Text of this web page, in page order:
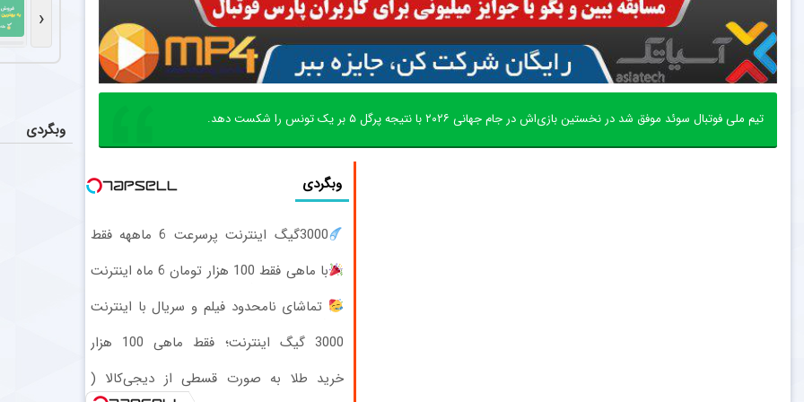
تیم ملی فوتبال سوئد موفق شد در نخستین بازی‌اش در جام جهانی ۲۰۲۶ با نتیجه پرگل ۵ بر یک تونس را شکست دهد.
وبگردی
3000گیگ اینترنت پرسرعت 6 ماههه فقط
با ماهی فقط 100 هزار تومان 6 ماه اینترنت
تماشای نامحدود فیلم و سریال با اینترنت
3000 گیگ اینترنت؛ فقط ماهی 100 هزار
خرید طلا به صورت قسطی از دیجی‌کالا (
بیان
اخبار
مسعود محبی،
به نظر
‹
وبگردی